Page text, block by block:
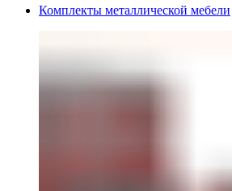
Комплекты металлической мебели